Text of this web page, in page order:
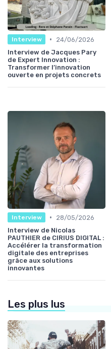
Interview •
24/06/2026
Interview de Jacques Pary
de Expert Innovation :
Transformer l’innovation
ouverte en projets concrets
Interview •
28/05/2026
Interview de Nicolas
PAUTHIER de CIRIUS DIGITAL :
Accélérer la transformation
digitale des entreprises
grâce aux solutions
innovantes
Les plus lus